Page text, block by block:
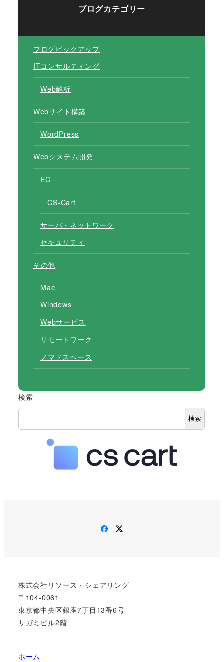
ブログカテゴリー
ブログピックアップ
ITコンサルティング
Web解析
Webサイト構築
WordPress
Webシステム開発
EC
CS-Cart
サーバ・ネットワーク
セキュリティ
その他
Mac
Windows
Webサービス
リモートワーク
ノマドスペース
検索
検索
Facebook
株式会社リソース・シェアリング
〒104-0061
東京都中央区銀座7丁目13番6号
サガミビル2階
ホーム